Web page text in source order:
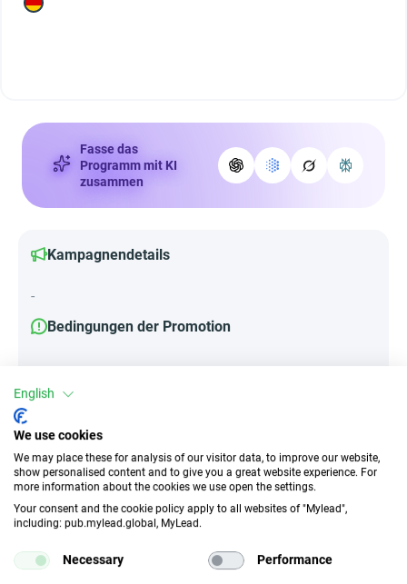
Fasse das
Programm mit KI
zusammen
Kampagnendetails
-
Bedingungen der Promotion
Attribute
||Geräte||
Mobile Geräte
Traffic-Typ
EPC
English
We use cookies
We may place these for analysis of our visitor data, to improve our website,
show personalised content and to give you a great website experience. For
more information about the cookies we use open the settings.
Your consent and the cookie policy apply to all websites of "Mylead",
including: pub.mylead.global, MyLead.
Necessary Performance